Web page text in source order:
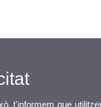
t'informem que